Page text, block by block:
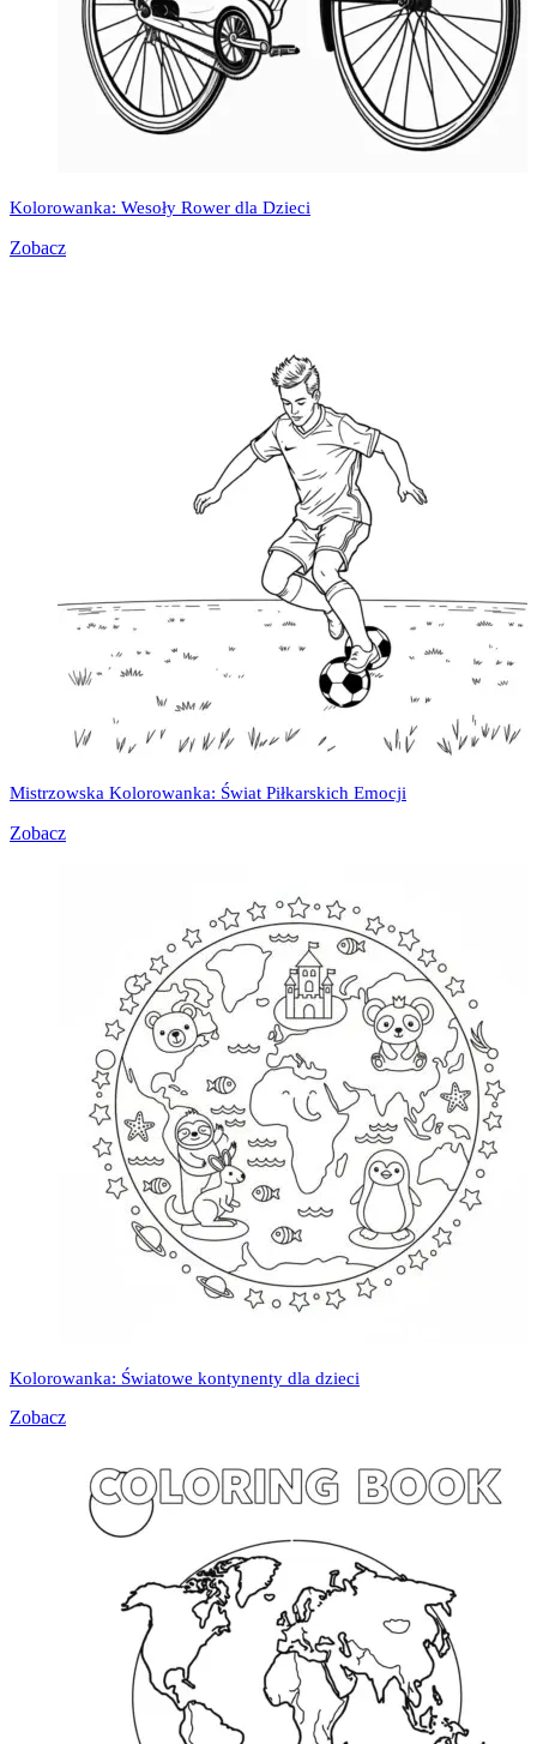
Kolorowanka: Wesoły Rower dla Dzieci
Zobacz
Mistrzowska Kolorowanka: Świat Piłkarskich Emocji
Zobacz
Kolorowanka: Światowe kontynenty dla dzieci
Zobacz